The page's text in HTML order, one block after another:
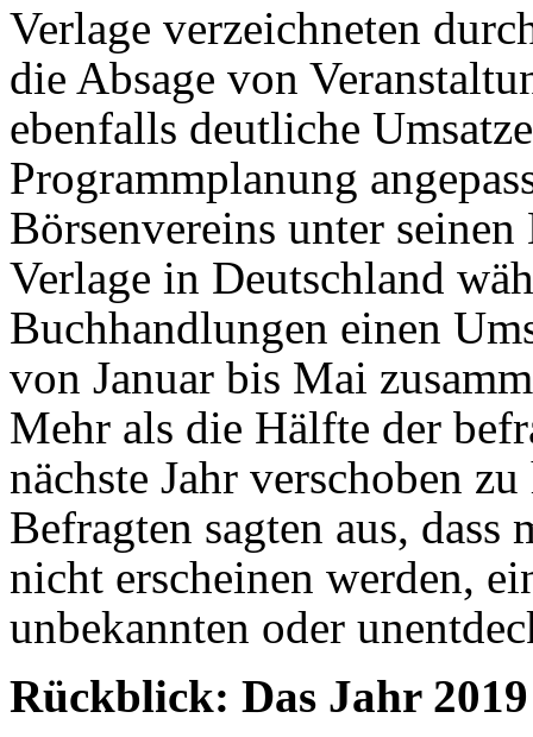
Verlage verzeichneten
die Absage von
ebenfalls deutliche
Programmplanung
Börsenvereins unter
Verlage in Deutschland
Buchhandlungen einen
von Januar bis Mai
Mehr als die Hälfte der
nächste Jahr verschoben
Befragten sagten aus,
nicht erscheinen werden,
unbekannten oder
Rückblick: Das Jahr 2019